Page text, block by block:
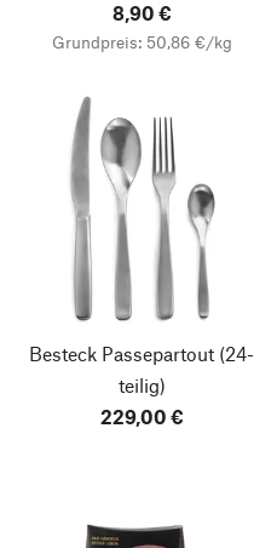
8,90 €
Grundpreis: 50,86 €/kg
Besteck Passepartout (24-
teilig)
229,00 €